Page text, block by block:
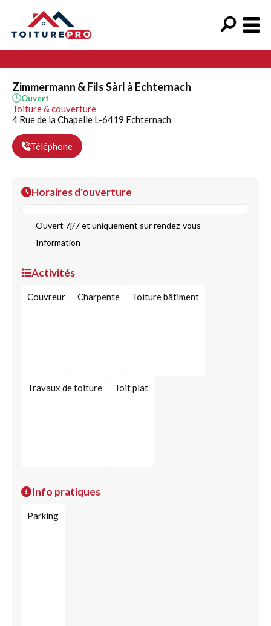
Zimmermann & Fils Sàrl à Echternach
Ouvert
Toiture & couverture
4 Rue de la Chapelle L-6419 Echternach
Téléphone
Horaires d'ouverture
Ouvert 7j/7 et uniquement sur rendez-vous
Information
Activités
Couvreur Charpente Toiture bâtiment
Travaux de toiture Toit plat
Info pratiques
Parking